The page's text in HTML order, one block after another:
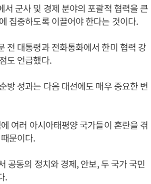
군사 및 경제 분야의 포괄적 협력을 큰
집중하도록 이끌어야 한다는 것이다.
전 대통령과 전화통화에서 한미 협력 강
도 언급했다.
방 성과는 다음 대선에도 매우 중요한 변
여러 아시아태평양 국가들이 혼란을 겪
문이다.
공동의 정치와 경제, 안보, 두 국가 국민
.